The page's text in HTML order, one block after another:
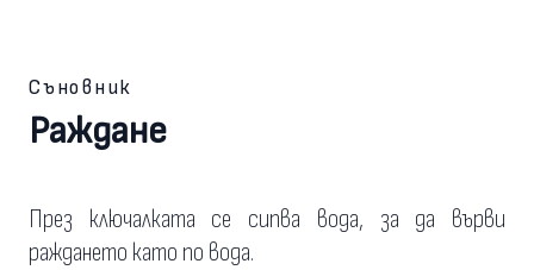
Съновник
Раждане
През ключалката се сипва вода, за да върви
раждането като по вода.